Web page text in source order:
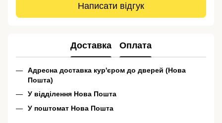
Написати відгук
Доставка Оплата
Адресна доставка кур'єром до дверей (Нова
Пошта)
У відділення Нова Пошта
У поштомат Нова Пошта